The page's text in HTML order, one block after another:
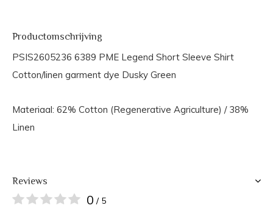
Productomschrijving
PSIS2605236 6389 PME Legend Short Sleeve Shirt
Cotton/linen garment dye Dusky Green
Materiaal: 62% Cotton (Regenerative Agriculture) / 38%
Linen
Reviews
0 / 5